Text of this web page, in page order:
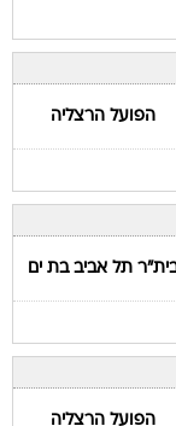
הפועל הרצליה
תל אביב בת ים
הפועל הרצליה